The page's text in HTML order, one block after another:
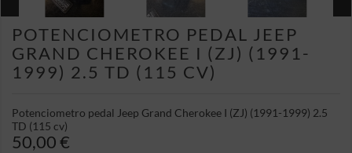
POTENCIOMETRO PEDAL JEEP
GRAND CHEROKEE I (ZJ) (1991-
1999) 2.5 TD (115 CV)
Potenciometro pedal Jeep Grand Cherokee I (ZJ) (1991-1999) 2.5
TD (115 cv)
50,00 €